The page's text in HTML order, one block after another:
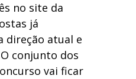
no site da
já
direção atual e
conjunto dos
vai ficar